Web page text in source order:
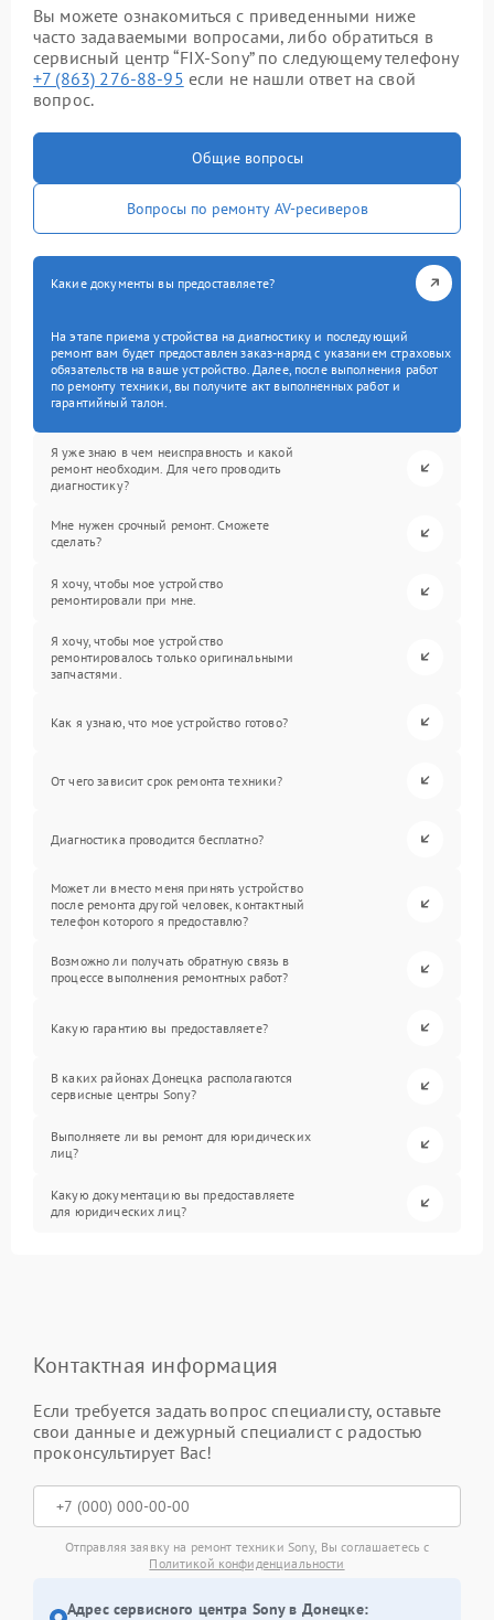
Вы можете ознакомиться с приведенными ниже
часто задаваемыми вопросами, либо обратиться в
сервисный центр “FIX-Sony” по следующему телефону
+7 (863) 276-88-95 если не нашли ответ на свой
вопрос.
Общие вопросы
Вопросы по ремонту AV-ресиверов
Какие документы вы предоставляете?
На этапе приема устройства на диагностику и последующий
ремонт вам будет предоставлен заказ-наряд с указанием страховых
обязательств на ваше устройство. Далее, после выполнения работ
по ремонту техники, вы получите акт выполненных работ и
гарантийный талон.
Я уже знаю в чем неисправность и какой
ремонт необходим. Для чего проводить
диагностику?
Мне нужен срочный ремонт. Сможете
сделать?
Я хочу, чтобы мое устройство
ремонтировали при мне.
Я хочу, чтобы мое устройство
ремонтировалось только оригинальными
запчастями.
Как я узнаю, что мое устройство готово?
От чего зависит срок ремонта техники?
Диагностика проводится бесплатно?
Может ли вместо меня принять устройство
после ремонта другой человек, контактный
телефон которого я предоставлю?
Возможно ли получать обратную связь в
процессе выполнения ремонтных работ?
Какую гарантию вы предоставляете?
В каких районах Донецка располагаются
сервисные центры Sony?
Выполняете ли вы ремонт для юридических
лиц?
Какую документацию вы предоставляете
для юридических лиц?
Контактная информация
Если требуется задать вопрос специалисту, оставьте
свои данные и дежурный специалист с радостью
проконсультирует Вас!
Отправляя заявку на ремонт техники Sony, Вы соглашаетесь с
Политикой конфиденциальности
Адрес сервисного центра Sony в Донецке: